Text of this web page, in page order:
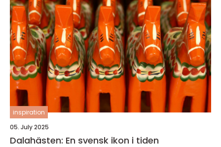
inspiration
05. July 2025
Dalahästen: En svensk ikon i tiden